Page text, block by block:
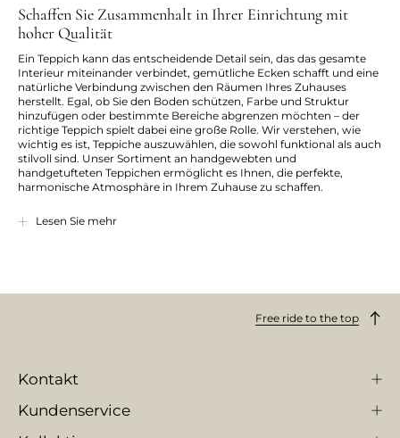
Schaffen Sie Zusammenhalt in Ihrer Einrichtung mit
hoher Qualität
Ein Teppich kann das entscheidende Detail sein, das das gesamte
Interieur miteinander verbindet, gemütliche Ecken schafft und eine
natürliche Verbindung zwischen den Räumen Ihres Zuhauses
herstellt. Egal, ob Sie den Boden schützen, Farbe und Struktur
hinzufügen oder bestimmte Bereiche abgrenzen möchten – der
richtige Teppich spielt dabei eine große Rolle. Wir verstehen, wie
wichtig es ist, Teppiche auszuwählen, die sowohl funktional als auch
stilvoll sind. Unser Sortiment an handgewebten und
handgetufteten Teppichen ermöglicht es Ihnen, die perfekte,
harmonische Atmosphäre in Ihrem Zuhause zu schaffen.
einem Spezialwerkzeug in den Teppich eingeführt, was dem Teppich
robuste Struktur verleiht. Die Teppiche aus unserenZen- und
seine ästhetische Schönheit über viele Jahre bewahrt.
Lesen Sie mehr
Free ride to the top
Kontakt
Kundenservice